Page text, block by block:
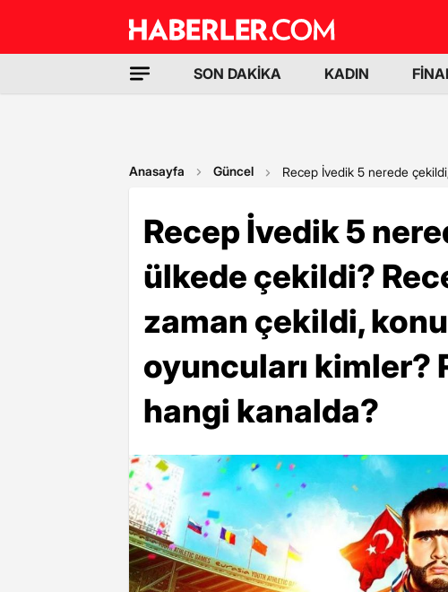
SON DAKİKA KADIN
Anasayfa Güncel Recep İvedik 5 nerede
Recep İvedik 5
ülkede çekildi?
zaman çekildi,
oyuncuları kimler?
hangi kanalda?